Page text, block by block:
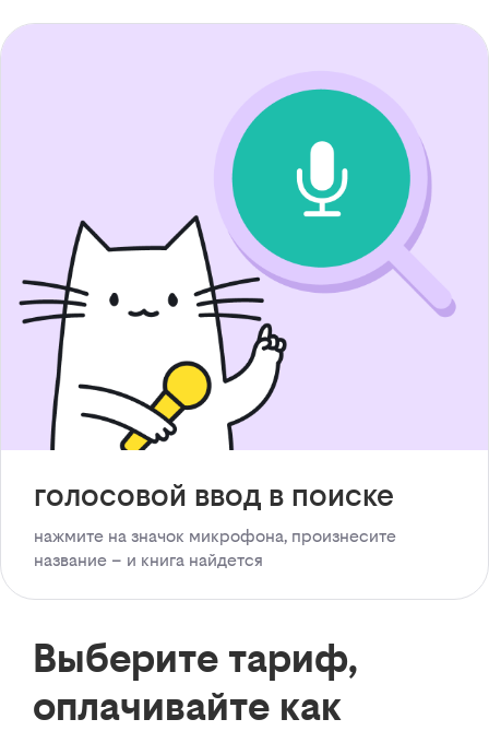
голосовой ввод в поиске
нажмите на значок микрофона, произнесите
название – и книга найдется
Выберите тариф,
оплачивайте как